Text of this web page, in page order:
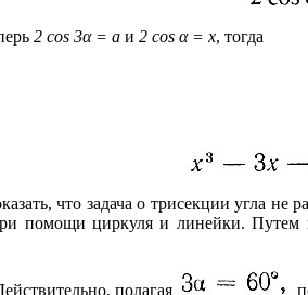
2 cos 3α = a и 2 cos α = x, тогда
что задача о трисекции угла не
помощи циркуля и линейки. Путем
полагая